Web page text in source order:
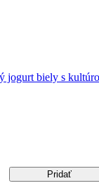
jogurt biely s
Pridať